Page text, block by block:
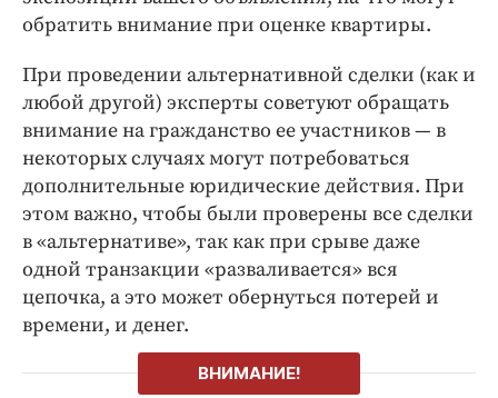
обратить внимание при оценке квартиры.
При проведении альтернативной сделки (как и
любой другой) эксперты советуют обращать
внимание на гражданство ее участников — в
некоторых случаях могут потребоваться
дополнительные юридические действия. При
этом важно, чтобы были проверены все сделки
в «альтернативе», так как при срыве даже
одной транзакции «разваливается» вся
цепочка, а это может обернуться потерей и
времени, и денег.
ВНИМАНИЕ!